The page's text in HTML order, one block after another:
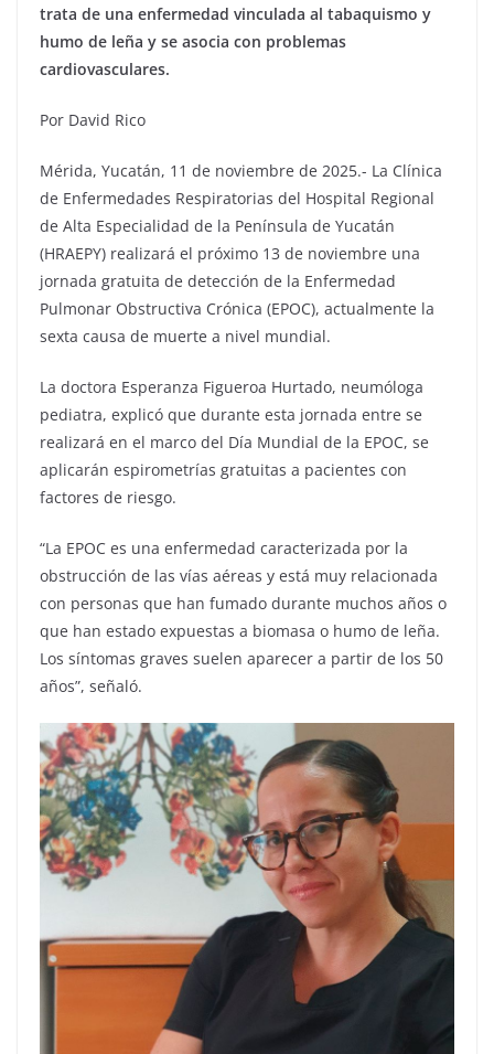
trata de una enfermedad vinculada al tabaquismo y
humo de leña y se asocia con problemas
cardiovasculares.
Por David Rico
Mérida, Yucatán, 11 de noviembre de 2025.- La Clínica
de Enfermedades Respiratorias del Hospital Regional
de Alta Especialidad de la Península de Yucatán
(HRAEPY) realizará el próximo 13 de noviembre una
jornada gratuita de detección de la Enfermedad
Pulmonar Obstructiva Crónica (EPOC), actualmente la
sexta causa de muerte a nivel mundial.
La doctora Esperanza Figueroa Hurtado, neumóloga
pediatra, explicó que durante esta jornada entre se
realizará en el marco del Día Mundial de la EPOC, se
aplicarán espirometrías gratuitas a pacientes con
factores de riesgo.
“La EPOC es una enfermedad caracterizada por la
obstrucción de las vías aéreas y está muy relacionada
con personas que han fumado durante muchos años o
que han estado expuestas a biomasa o humo de leña.
Los síntomas graves suelen aparecer a partir de los 50
años”, señaló.